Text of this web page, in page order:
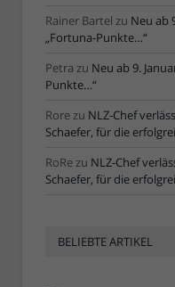
Rainer Bartel zu Neu ab
„Fortuna-Punkte…“
Petra zu Neu ab 9.
Punkte…“
Rorezu NLZ-Chef
Schaefer, für die
RoRezu NLZ-Chef
Schaefer, für die
BELIEBTE ARTIKEL